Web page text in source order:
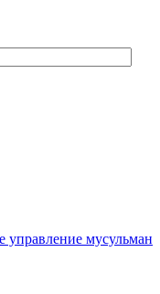
управление мусульман